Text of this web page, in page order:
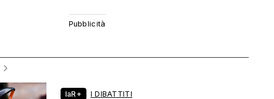
laR+ I DIBATTITI